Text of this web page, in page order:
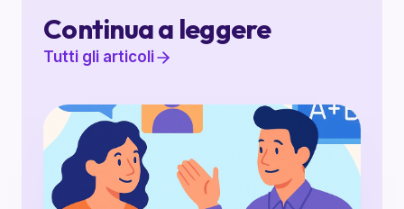
Continua a leggere
Tutti gli articoli